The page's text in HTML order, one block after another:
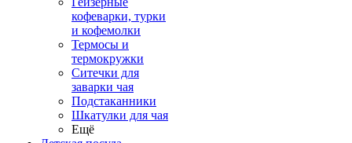
кофеварки, турки
и кофемолки
Термосы и
термокружки
Ситечки для
заварки чая
Подстаканники
Шкатулки для чая
Ещё